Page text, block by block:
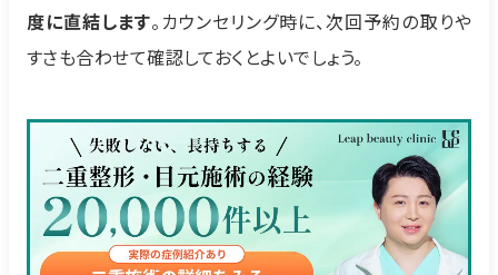
度に直結します。カウンセリング時に、次回予約の取りや
すさも合わせて確認しておくとよいでしょう。